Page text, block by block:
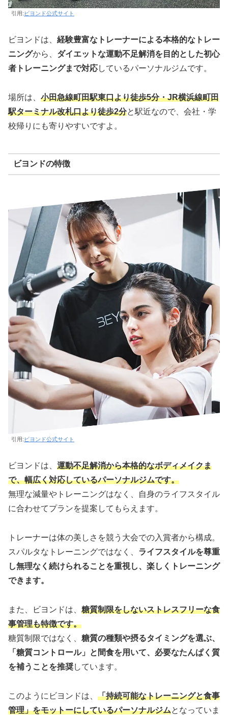
引用: ビヨンド公式サイト
ビヨンドは、 経験豊富なトレーナーによる本格的なトレー
ニングから、 ダイエットな運動不足解消を目的とした初心
者トレーニングまで対応しているパーソナルジムです。
場所は、 小田急線町田駅東口より徒歩5分・JR横浜線町田
駅ターミナル改札口より徒歩2分と駅近なので、会社・学
校帰りにも寄りやすいですよ。
ビヨンドの特徴
引用: ビヨンド公式サイト
ビヨンドは、 運動不足解消から本格的なボディメイクま
で、幅広く対応しているパーソナルジムです。
無理な減量やトレーニングはなく、自身のライフスタイル
に合わせてプランを提案してもらえます。
トレーナーは体の美しさを競う大会での入賞者から構成。
スパルタなトレーニングではなく、 ライフスタイルを尊重
し無理なく続けられることを重視し、楽しくトレーニング
できます。
また、ビヨンドは、 糖質制限をしないストレスフリーな食
事管理も特徴です。
糖質制限ではなく、 糖質の種類や摂るタイミングを選ぶ、
「糖質コントロール」と間食を用いて、必要なたんぱく質
を補うことを推奨しています。
このようにビヨンドは、 「持続可能なトレーニングと食事
管理」をモットーにしているパーソナルジムとなっていま